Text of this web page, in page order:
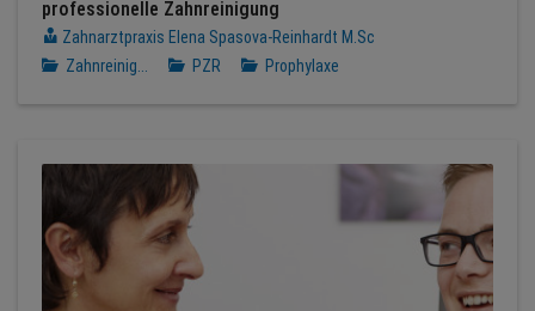
professionelle Zahnreinigung
Zahnarztpraxis Elena Spasova-Reinhardt M.Sc
Zahnreinig...
PZR Prophylaxe